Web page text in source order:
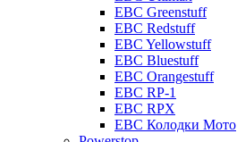
EBC Greenstuff
EBC Redstuff
EBC Yellowstuff
EBC Bluestuff
EBC Orangestuff
EBC RP-1
EBC RPX
EBC Колодки Мото